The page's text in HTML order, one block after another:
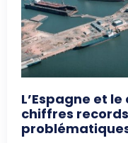
L’Espagne et
chiffres